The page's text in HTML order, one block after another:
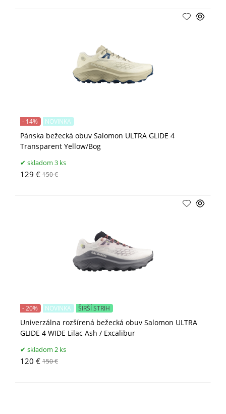
Pánska bežecká obuv Salomon ULTRA GLIDE 4
Transparent Yellow/Bog
- 14% NOVINKA
skladom 3 ks
129 € 150 €
Univerzálna rozšírená bežecká obuv Salomon ULTRA
GLIDE 4 WIDE Lilac Ash / Excalibur
- 20% NOVINKA ŠIRŠÍ STRIH
skladom 2 ks
120 € 150 €